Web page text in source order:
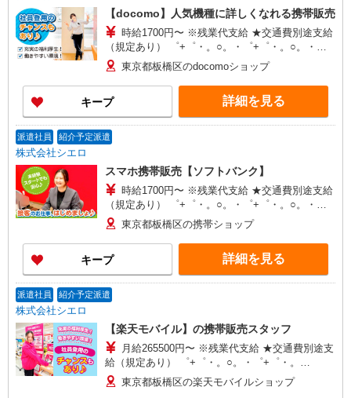
【docomo】人気機種に詳しくなれる携帯販売
時給1700円〜 ※残業代支給 ★交通費別途支給
（規定あり） ゜+゜・。○。・゜+゜・。○。・゜
+゜ 入社祝い金10万円支給(規定有) お友達を紹介
頂くと, インセンティブ支給(規定有) ★月2回払
い・週払い可能（規程有）★ ゜・。○。・゜
+゜・。○。・゜+゜
東京都板橋区のdocomoショップ
キープ 詳細を見る
派遣社員 紹介予定派遣
株式会社シエロ
スマホ携帯販売【ソフトバンク】
時給1700円〜 ※残業代支給 ★交通費別途支給
（規定あり） ゜+゜・。○。・゜+゜・。○。・゜
+゜ 入社祝い金10万円支給(規定有) お友達を紹介
頂くと, インセンティブ支給(規定有) ★月2回払
い・週払い可能（規程有）★ ゜・。○。・゜
+゜・。○。・゜+゜
東京都板橋区の携帯ショップ
キープ 詳細を見る
派遣社員 紹介予定派遣
株式会社シエロ
【楽天モバイル】の携帯販売スタッフ
月給265500円〜 ※残業代支給 ★交通費別途支
給（規定あり） ゜+゜・。○。・゜+゜・。
○。・゜+゜ 入社祝い金10万円支給(規定有) お友達
を紹介頂くと, インセンティブ支給(規定有) ゜・。
東京都板橋区の楽天モバイルショップ